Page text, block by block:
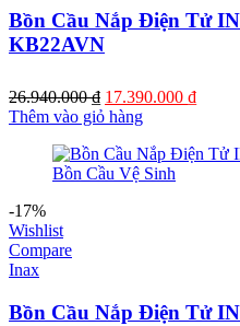
Bồn Cầu Nắp Điện Tử
KB22AVN
26.940.000₫ Giá
gốc
26.940.000 ₫.
17.390.000 ₫Giá
là:
Thêm vào giỏ hàng
-17%
Wishlist
Compare
Inax
Bồn Cầu Nắp Điện Tử